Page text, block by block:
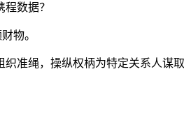
程数据？
物。
准绳，操纵权柄为特定关系人谋